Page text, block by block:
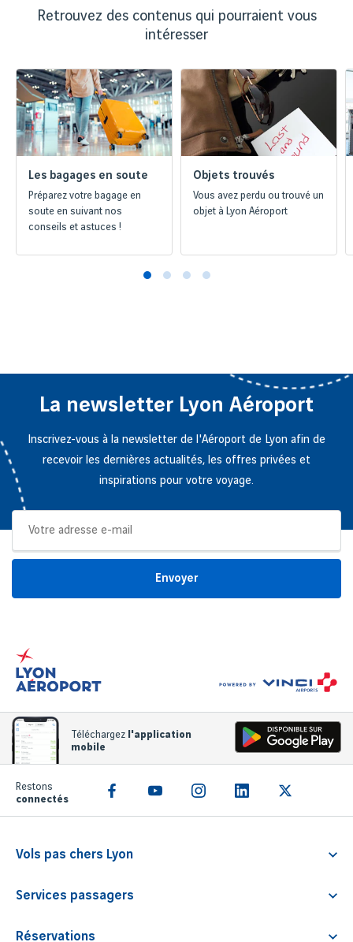
Retrouvez des contenus qui pourraient vous
intéresser
Les bagages en soute
Préparez votre bagage en
soute en suivant nos
conseils et astuces !
Objets trouvés
Vous avez perdu ou trouvé un
objet à Lyon Aéroport
La newsletter Lyon Aéroport
Inscrivez-vous à la newsletter de l'Aéroport de Lyon afin de
recevoir les dernières actualités, les offres privées et
inspirations pour votre voyage.
Envoyer
Téléchargez l'application
mobile
Restons
connectés
Vols pas chers Lyon
Vol Lyon Faro
Services passagers
Réservations